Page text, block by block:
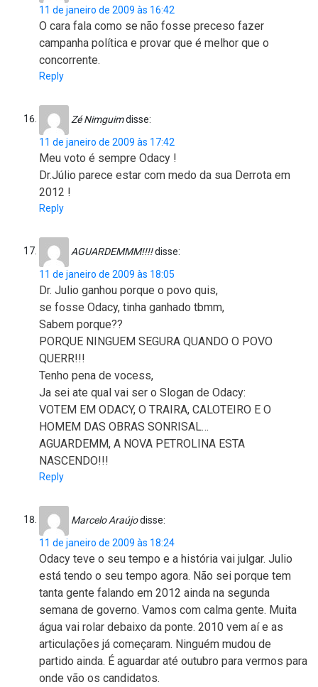
11 de janeiro de 2009 às 16:42
O cara fala como se não fosse preceso fazer
campanha política e provar que é melhor que o
concorrente.
Reply
Zé Nimguimdisse:
11 de janeiro de 2009 às 17:42
Meu voto é sempre Odacy !
Dr.Júlio parece estar com medo da sua Derrota em
2012 !
Reply
AGUARDEMMM!!!!disse:
11 de janeiro de 2009 às 18:05
Dr. Julio ganhou porque o povo quis,
se fosse Odacy, tinha ganhado tbmm,
Sabem porque??
PORQUE NINGUEM SEGURA QUANDO O POVO
QUERR!!!
Tenho pena de vocess,
Ja sei ate qual vai ser o Slogan de Odacy:
VOTEM EM ODACY, O TRAIRA, CALOTEIRO E O
HOMEM DAS OBRAS SONRISAL…
AGUARDEMM, A NOVA PETROLINA ESTA
NASCENDO!!!
Reply
Marcelo Araújodisse:
11 de janeiro de 2009 às 18:24
Odacy teve o seu tempo e a história vai julgar. Julio
está tendo o seu tempo agora. Não sei porque tem
tanta gente falando em 2012 ainda na segunda
semana de governo. Vamos com calma gente. Muita
água vai rolar debaixo da ponte. 2010 vem aí e as
articulações já começaram. Ninguém mudou de
partido ainda. É aguardar até outubro para vermos para
onde vão os candidatos.